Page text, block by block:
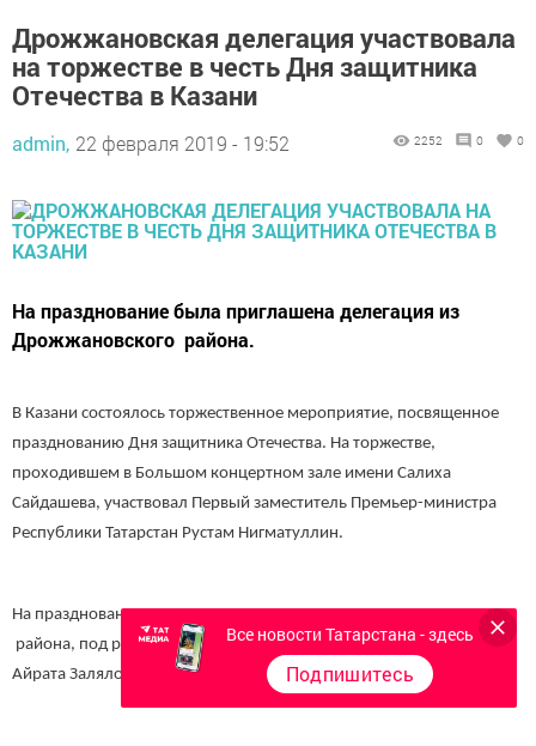
Дрожжановская делегация участвовала
на торжестве в честь Дня защитника
Отечества в Казани
admin, 22 февраля 2019 - 19:52 2252 0 0
На празднование была приглашена делегация из
Дрожжановского района.
В Казани состоялось торжественное мероприятие, посвященное
празднованию Дня защитника Отечества. На торжестве,
проходившем в Большом концертном зале имени Салиха
Сайдашева, участвовал Первый заместитель Премьер-министра
Республики Татарстан Рустам Нигматуллин.
На празднование участвовала делегация из Дрожжановского
района, под руководством заместителя руководителя Исполкома
Айрата Залялова.
Все новости Татарстана - здесь
Подпишитесь